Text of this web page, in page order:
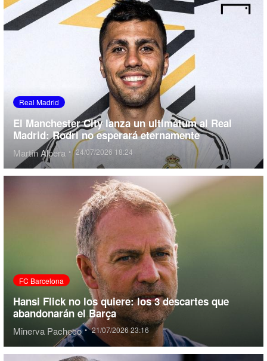
Real Madrid
El Manchester City lanza un ultimátum al Real
Madrid: Rodri no esperará eternamente
Martín Alpera • 24/07/2026 18:24
FC Barcelona
Hansi Flick no los quiere: los 3 descartes que
abandonarán el Barça
Minerva Pacheco • 21/07/2026 23:16